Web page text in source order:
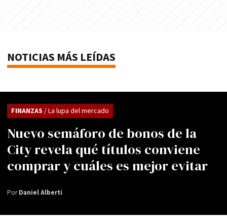
NOTICIAS MÁS LEÍDAS
Nuevo semáforo de bonos de la
City revela qué títulos conviene
comprar y cuáles es mejor evitar
FINANZAS / La lupa del mercado
PorDaniel Alberti